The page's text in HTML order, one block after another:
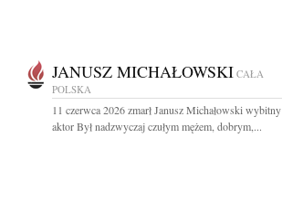
JANUSZ MICHAŁOWSKI CAŁA
POLSKA
11 czerwca 2026 zmarł Janusz Michałowski wybitny
aktor Był nadzwyczaj czułym mężem, dobrym,...